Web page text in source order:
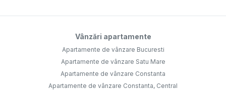
Vânzări apartamente
Apartamente de vânzare Bucuresti
Apartamente de vânzare Satu Mare
Apartamente de vânzare Constanta
Apartamente de vânzare Constanta, Central